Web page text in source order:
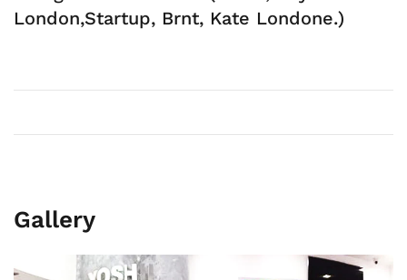
London,Startup, Brnt, Kate Londone.)
Gallery